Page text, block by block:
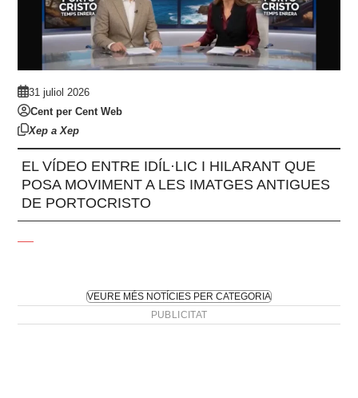
31 juliol 2026
Cent per Cent Web
Xep a Xep
EL VÍDEO ENTRE IDÍL·LIC I HILARANT QUE
POSA MOVIMENT A LES IMATGES ANTIGUES
DE PORTOCRISTO
VEURE MÉS NOTÍCIES PER CATEGORIA
PUBLICITAT